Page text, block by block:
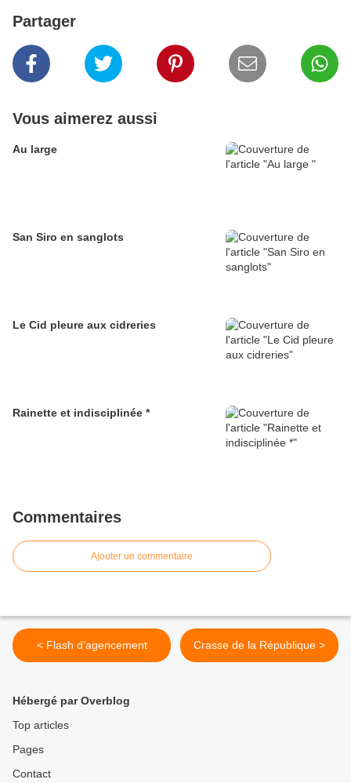
Partager
Vous aimerez aussi
Au large
San Siro en sanglots
Le Cid pleure aux cidreries
Rainette et indisciplinée *
Commentaires
Ajouter un commentaire
< Flash d’agencement Crasse de la République >
Hébergé par Overblog
Top articles
Pages
Contact